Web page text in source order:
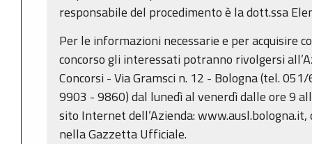
responsabile del procedimento è la dott.ssa
Per le informazioni necessarie e per acquisire
concorso gli interessati potranno rivolgersi
Concorsi - Via Gramsci n. 12 - Bologna (tel.
9903 - 9860) dal lunedì al venerdì dalle ore 9
sito Internet dell’Azienda:
nella Gazzetta Ufficiale.